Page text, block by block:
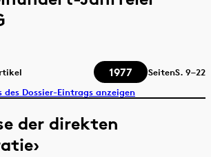
1977 SeitenS. 9–22
des Dossier-Eintrags anzeigen
der direkten